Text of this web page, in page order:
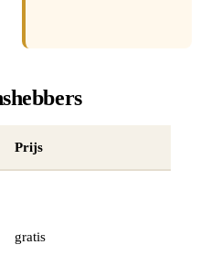
Prijs
gratis